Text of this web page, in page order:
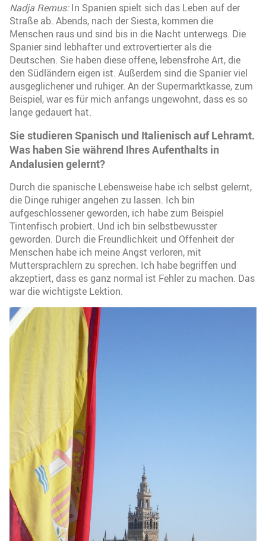
Nadja Remus:In Spanien spielt sich das Leben auf der
Straße ab. Abends, nach der Siesta, kommen die
Menschen raus und sind bis in die Nacht unterwegs. Die
Spanier sind lebhafter und extrovertierter als die
Deutschen. Sie haben diese offene, lebensfrohe Art, die
den Südländern eigen ist. Außerdem sind die Spanier viel
ausgeglichener und ruhiger. An der Supermarktkasse, zum
Beispiel, war es für mich anfangs ungewohnt, dass es so
lange gedauert hat.
Sie studieren Spanisch und Italienisch auf Lehramt.
Was haben Sie während Ihres Aufenthalts in
Andalusien gelernt?
Durch die spanische Lebensweise habe ich selbst gelernt,
die Dinge ruhiger angehen zu lassen. Ich bin
aufgeschlossener geworden, ich habe zum Beispiel
Tintenfisch probiert. Und ich bin selbstbewusster
geworden. Durch die Freundlichkeit und Offenheit der
Menschen habe ich meine Angst verloren, mit
Muttersprachlern zu sprechen. Ich habe begriffen und
akzeptiert, dass es ganz normal ist Fehler zu machen. Das
war die wichtigste Lektion.